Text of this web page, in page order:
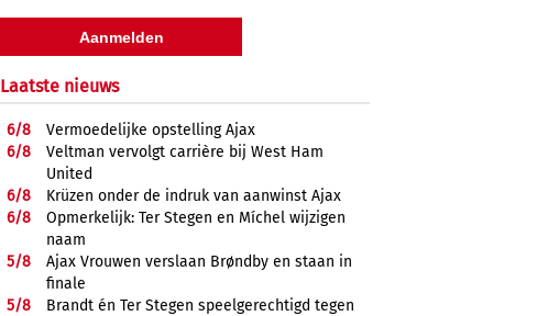
Laatste nieuws
6/8
Vermoedelijke opstelling Ajax
6/8
Veltman vervolgt carrière bij West Ham
United
6/8
Krüzen onder de indruk van aanwinst Ajax
6/8
Opmerkelijk: Ter Stegen en Míchel wijzigen
naam
5/8
Ajax Vrouwen verslaan Brøndby en staan in
finale
5/8
Brandt én Ter Stegen speelgerechtigd tegen